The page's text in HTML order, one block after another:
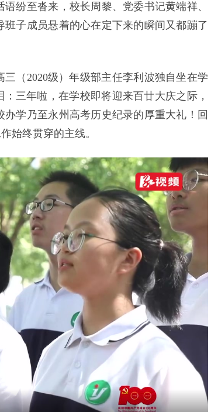
纷至沓来，校长周黎、党委书记黄端祥、
子成员悬着的心在定下来的瞬间又都蹦了
（2020级）年级部主任李利波独自坐在学
三年啦，在学校即将迎来百廿大庆之际，
学乃至永州高考历史纪录的厚重大礼！回
始终贯穿的主线。